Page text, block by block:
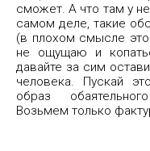
сможет. А что там у
самом деле, такие
(в плохом смысле
не ощущаю и
давайте за сим
человека. Пускай
образ
Возьмем только